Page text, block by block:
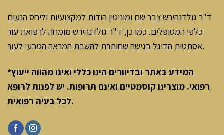
ד"ר גולדנהירש צבר שֵם ומוניטין הודות למקצועיות וליחס הנעים
כלפי המטופלים. כמו כן, ד"ר גולדנהירש מומחה לרפואת עור
אסתטית הדוגל בגישה שחותרת להשבת המראה הטבעי לעור.
*המידע באתר ובדיוורים הינו כללי ואינו מהווה ייעוץ
רפואי. מוצרינו קוסמטיים ואינם תרופות. יש לפנות לרופא
לכל בעיה רפואית.